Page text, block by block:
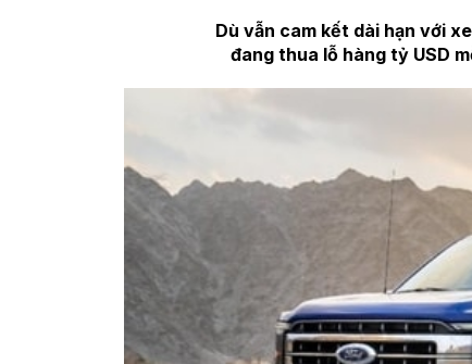
Dù vẫn cam kết dài hạn với
đang thua lỗ hàng tỷ USD